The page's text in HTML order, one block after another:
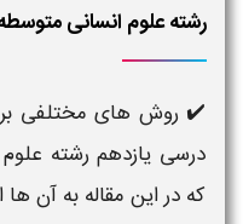
رشته علوم انسانی
✔️ روش های مختلفی
درسی یازدهم رشته
که در این مقاله به آن